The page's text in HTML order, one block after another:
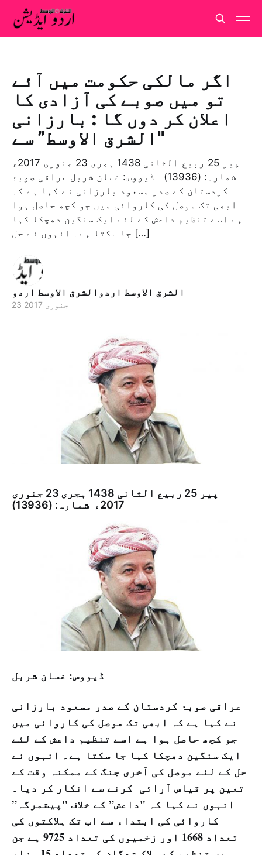
اگر مالکی حکومت میں آئے
تو میں صوبے کی آزادی کا
اعلان کر دوں گا : بارزانی
"الشرق الاوسط” سے
پیر 25 ربيع الثانی 1438 ہجری­ 23 جنوری 2017ء
شمارہ: (13936) ڈیووس: غسان شربل عراقی صوبۂ
کردستان کے صدر مسعود بارزانی نے کہا ہے کہ
ابھی تک موصل کی کاروائی میں جو کچھ حاصل ہوا
ہے اسے تنظیم داعش کے لئے ایک سنگین دھچکا کہا
جا سکتا ہے۔ انہوں نے حل […]
الشرق الاوسط اردوالشرق الاوسط اردو
23 جنوری 2017
پیر 25 ربيع الثانی 1438 ہجری­ 23 جنوری
2017ء شمارہ: (13936)
ڈیووس: غسان شربل
عراقی صوبۂ کردستان کے صدر مسعود بارزانی
نے کہا ہے کہ ابھی تک موصل کی کاروائی میں
جو کچھ حاصل ہوا ہے اسے تنظیم داعش کے لئے
ایک سنگین دھچکا کہا جا سکتا ہے۔ انہوں نے
حل کے لئے موصل کی آخری جنگ کے ممکنہ وقت کے
تعین پر قیاس آرائی کرنے سے انکار کر دیا۔
انہوں نے کہا کہ "داعش” کے خلاف "پیشمرگہ”
کاروائی کی ابتداء سے اب تک ہلاکتوں کی
تعداد 1668 اور زخمیوں کی تعداد 9725 ہے جن